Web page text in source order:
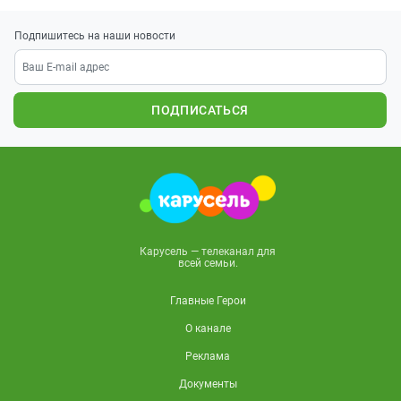
Подпишитесь на наши новости
ПОДПИСАТЬСЯ
Карусель — телеканал для
всей семьи.
Главные Герои
О канале
Реклама
Документы